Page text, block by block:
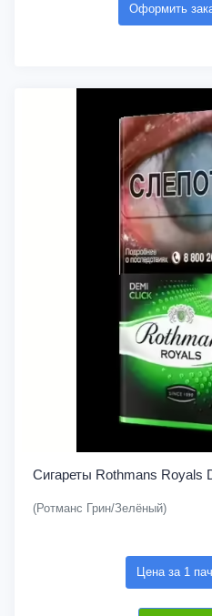
Оформить
Сигареты Rothmans Royals
(Ротманс Грин/Зелёный)
Цена за 1